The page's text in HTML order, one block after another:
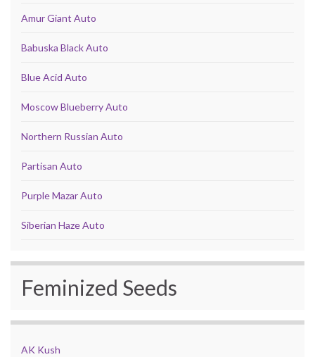
Amur Giant Auto
Babuska Black Auto
Blue Acid Auto
Moscow Blueberry Auto
Northern Russian Auto
Partisan Auto
Purple Mazar Auto
Siberian Haze Auto
Feminized Seeds
AK Kush